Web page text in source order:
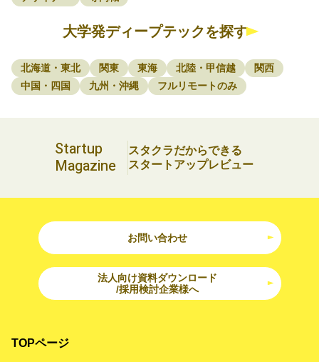
大学発ディープテックを探す
北海道・東北 関東 東海 北陸・甲信越
関西
中国・四国
九州・沖縄 フルリモートのみ
Startup
Magazine
スタクラだからできる
スタートアップレビュー
お問い合わせ
法人向け資料ダウンロード
/採用検討企業様へ
TOPページ